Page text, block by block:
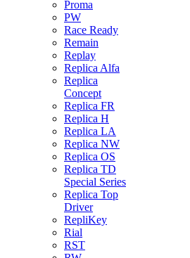
Proma
PW
Race Ready
Remain
Replay
Replica Alfa
Replica
Concept
Replica FR
Replica H
Replica LA
Replica NW
Replica OS
Replica TD
Special Series
Replica Top
Driver
RepliKey
Rial
RST